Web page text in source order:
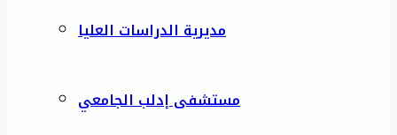
مديرية الدراسات العليا
مستشفى إدلب الجامعي